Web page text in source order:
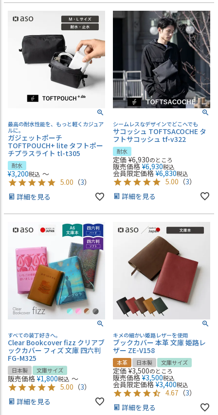
最高の耐水性能を、もっと軽くカジュア
ルに。
ガジェットポーチ
TOFTPOUCH+ lite タフトポー
チプラスライト tl-t305
耐水
¥3,200税込 〜
5.00 （3）
詳細を見る
シームレスなデザインでどこへでも
サコッシュ TOFTSACOCHE タ
フトサコッシュ tf-v322
耐水
定価 ¥6,930のところ
販売価格 ¥6,930税込
会員限定価格 ¥6,830税込
5.00 （3）
詳細を見る
すべての装丁好きへ。
Clear Bookcover fizz クリアブ
ックカバー フィズ 文庫 四六判
FG-M325
日本製 文庫サイズ
販売価格 ¥1,800税込 〜
5.00 （3）
詳細を見る
キメの細かい姫路レザーを使用
ブックカバー 本革 文庫 姫路レ
ザー ZE-V158
本革 日本製 文庫サイズ
定価 ¥3,500のところ
販売価格 ¥3,500税込
会員限定価格 ¥3,400税込
4.67 （3）
詳細を見る